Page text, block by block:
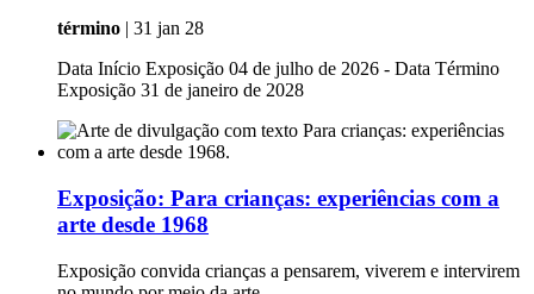
término | 31 jan 28
Data Início Exposição 04 de julho de 2026 - Data Término
Exposição 31 de janeiro de 2028
Exposição: Para crianças: experiências com a
arte desde 1968
Exposição convida crianças a pensarem, viverem e intervirem